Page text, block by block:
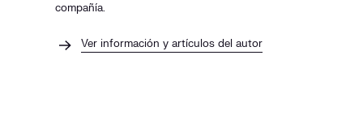
compañía.
Ver información y artículos del autor